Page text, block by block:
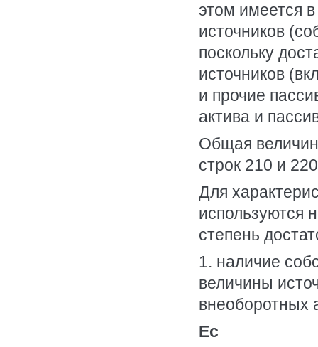
этом имеется
источников
поскольку
источников
и прочие
актива и
Общая
строк 210 и
Для
используются
степень
1. наличие
величины
внеоборотных
Ec